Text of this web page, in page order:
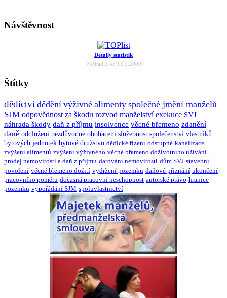
Návštěvnost
Detaily statistik
Počítadlo od 13.2.2009
Štítky
dědictví dědění výživné alimenty společné jmění manželů
SJM odpovědnost za škodu rozvod manželství exekuce SVJ
náhrada škody daň z příjmu insolvence věcné břemeno zdanění
daně oddlužení bezdůvodné obohacení služebnost společenství vlastníků
bytových jednotek bytové družstvo dědické řízení odstupné kanalizace
zvýšení alimentů zvýšení výživného věcné břemeno doživotního užívání
prodej nemovitosti a daň z příjmu darování nemovitosti dům SVJ stavební
povolení věcné břemeno dožití vydržení pozemku daňové přiznání ukončení
pracovního poměru dočasná pracovní neschopnost autorské právo hranice
pozemků vypořádání SJM spoluvlastnictví